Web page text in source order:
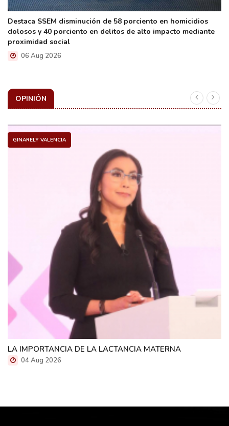
Destaca SSEM disminución de 58 porciento en homicidios
dolosos y 40 porciento en delitos de alto impacto mediante
proximidad social
06 Aug 2026
OPINIÓN
GINARELY VALENCIA
LA IMPORTANCIA DE LA LACTANCIA MATERNA
04 Aug 2026